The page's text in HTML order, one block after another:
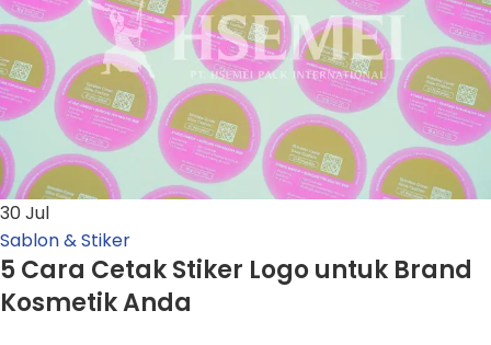
30Jul
Sablon & Stiker
5 Cara Cetak Stiker Logo untuk Brand
Kosmetik Anda